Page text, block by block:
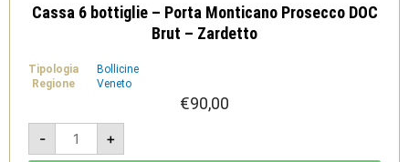
Cassa 6 bottiglie – Porta Monticano Prosecco DOC
Brut – Zardetto
Tipologia
Bollicine
Regione
Veneto
€90,00
-
Cassa
bottiglie
+